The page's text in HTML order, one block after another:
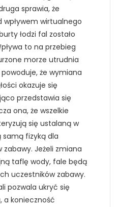
sprawia, że
wpływem wirtualnego
łodzi fal zostało
to na przebieg
morze utrudnia
że wymiana
okazuje się
przedstawia się
ona, że wszelkie
się ustalaną w
fizyką dla
Jeżeli zmiana
taflę wody, fale będą
uczestników zabawy.
pozwala ukryć się
a konieczność